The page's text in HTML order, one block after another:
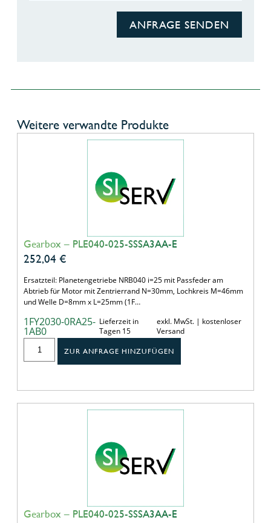
ANFRAGE SENDEN
Weitere verwandte Produkte
Gearbox – PLE040-025-SSSA3AA-E
252,04 €
Ersatzteil: Planetengetriebe NRB040 i=25 mit Passfeder am
Abtrieb für Motor mit Zentrierrand N=30mm, Lochkreis M=46mm
und Welle D=8mm x L=25mm (1F…
1FY2030-0RA25-
1AB0
Lieferzeit in
Tagen 15
exkl. MwSt. | kostenloser
Versand
ZUR ANFRAGE HINZUFÜGEN
Gearbox – PLE040-025-SSSA3AA-E